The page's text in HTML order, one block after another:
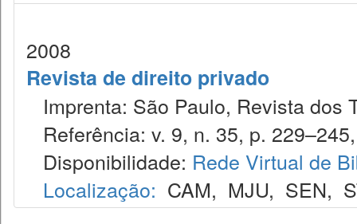
2008
Revista de direito privado
Imprenta: São Paulo, Revista dos
Referência: v. 9, n. 35, p.
Disponibilidade: Rede Virtual de
Localização: CAM, MJU, SEN,